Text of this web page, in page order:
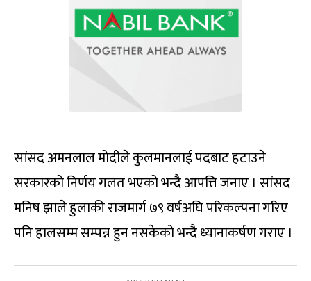
सांसद अमनलाल मोदीले कुलमानलाई पदबाट हटाउने
सरकारको निर्णय गलत भएको भन्दै आपत्ति जनाए । सांसद
मनिष झाले हुलाकी राजमार्ग ७९ वर्षअघि परिकल्पना गरिए
पनि हालसम्म सम्पन्न हुन नसकेको भन्दै ध्यानाकर्षण गराए ।